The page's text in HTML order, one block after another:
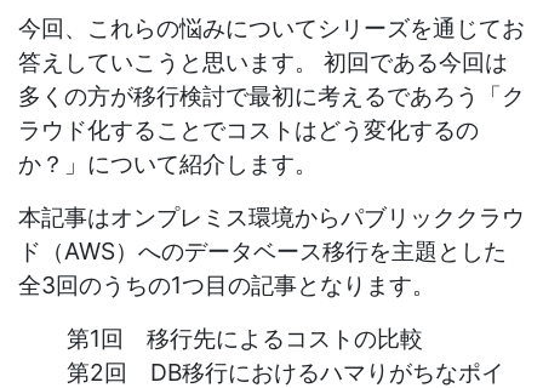
今回、これらの悩みについてシリーズを通じてお
答えしていこうと思います。 初回である今回は
多くの方が移行検討で最初に考えるであろう「ク
ラウド化することでコストはどう変化するの
か？」について紹介します。
本記事はオンプレミス環境からパブリッククラウ
ド（AWS）へのデータベース移行を主題とした
全3回のうちの1つ目の記事となります。
第1回 移行先によるコストの比較
第2回 DB移行におけるハマりがちなポイ